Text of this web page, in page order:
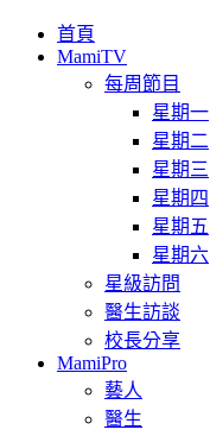
首頁
MamiTV
每周節目
星期一
星期二
星期三
星期四
星期五
星期六
星級訪問
醫生訪談
校長分享
MamiPro
藝人
醫生